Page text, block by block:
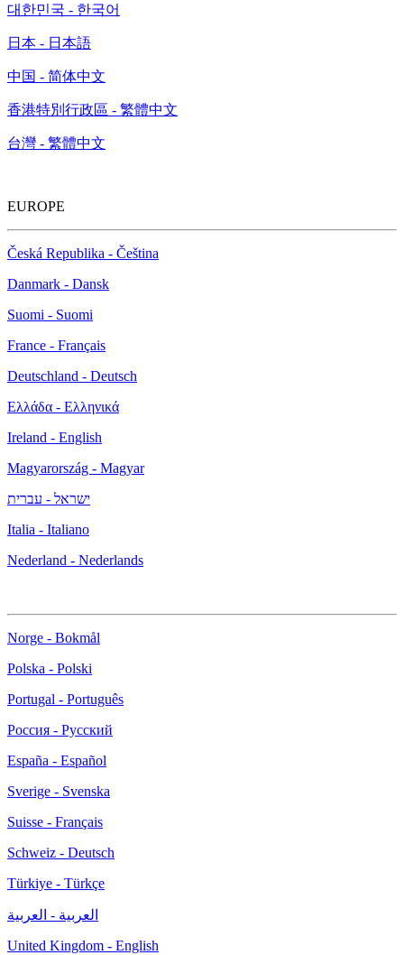
대한민국 - 한국어
日本 - 日本語
中国 - 简体中文
香港特別行政區 - 繁體中文
台灣 - 繁體中文
EUROPE
Česká Republika - Čeština
Danmark - Dansk
Suomi - Suomi
France - Français
Deutschland - Deutsch
Ελλάδα - Ελληνικά
Ireland - English
Magyarország - Magyar
ישראל - עברית
Italia - Italiano
Nederland - Nederlands
Norge - Bokmål
Polska - Polski
Portugal - Português
Россия - Русский
España - Español
Sverige - Svenska
Suisse - Français
Schweiz - Deutsch
Türkiye - Türkçe
العربية - العربية
United Kingdom - English